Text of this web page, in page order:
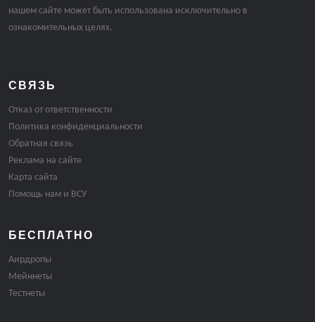
нашем сайте может быть использована исключительно в
ознакомительных целях.
СВЯЗЬ
Отказ от ответственности
Политика конфиденциальности
Обратная связь
Реклама на сайте
Карта сайта
Помощь нам и ВСУ
БЕСПЛАТНО
Аирдропы
Мейннеты
Тестнеты